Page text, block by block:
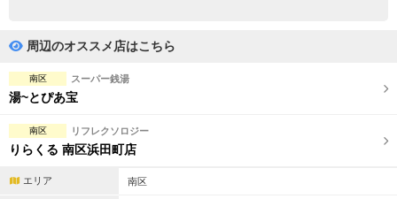
ペアルームあり
フットバスあり
日本人スタッフのみ
スタッフ指名可
周辺のオススメ店はこちら
南区 スーパー銭湯
湯~とぴあ宝
南区 リフレクソロジー
りらくる 南区浜田町店
エリア 南区